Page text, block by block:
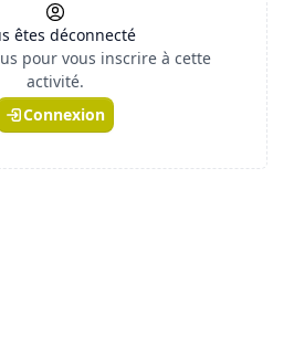
êtes déconnecté
pour vous inscrire à cette
activité.
Connexion